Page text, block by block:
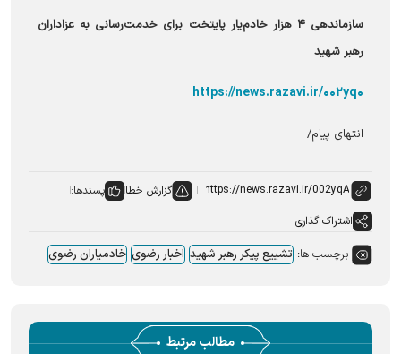
سازماندهی ۴ هزار خادم‌یار پایتخت برای خدمت‌رسانی به عزاداران
رهبر شهید
https://news.razavi.ir/۰۰۲yq۰
انتهای پیام/
گزارش خطا
پسندها:
اشتراک گذاری
برچسب ها: تشییع پیکر رهبر شهید اخبار رضوی خادمیاران رضوی
مطالب مرتبط